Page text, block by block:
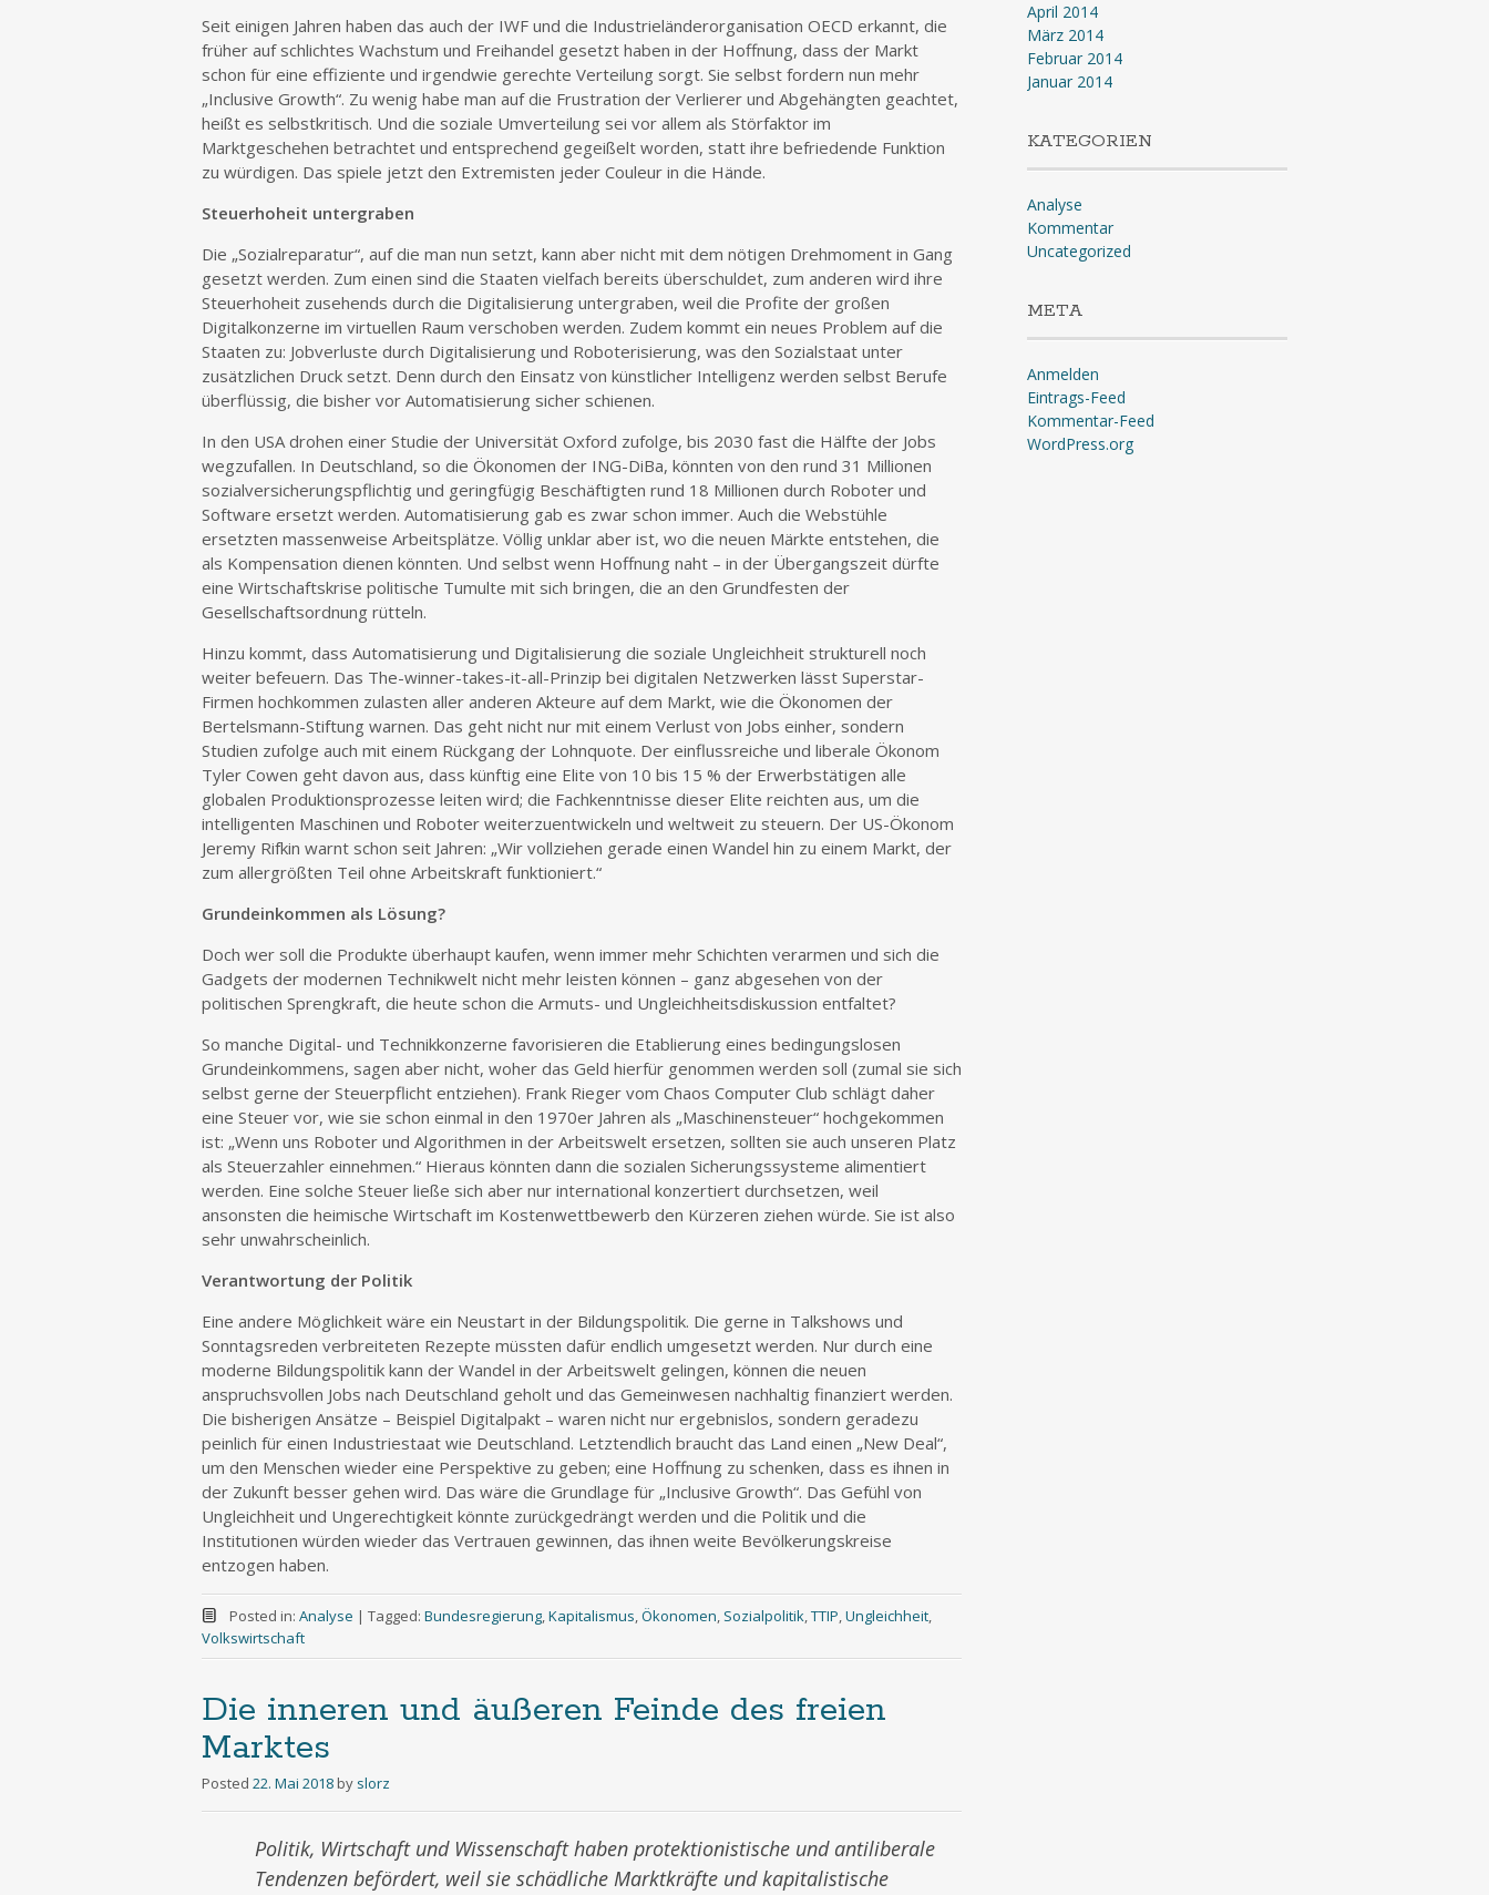
Seit einigen Jahren haben das auch der IWF und die Industrieländerorganisation OECD erkannt, die
früher auf schlichtes Wachstum und Freihandel gesetzt haben in der Hoffnung, dass der Markt
schon für eine effiziente und irgendwie gerechte Verteilung sorgt. Sie selbst fordern nun mehr
„Inclusive Growth“. Zu wenig habe man auf die Frustration der Verlierer und Abgehängten geachtet,
heißt es selbstkritisch. Und die soziale Umverteilung sei vor allem als Störfaktor im
Marktgeschehen betrachtet und entsprechend gegeißelt worden, statt ihre befriedende Funktion
zu würdigen. Das spiele jetzt den Extremisten jeder Couleur in die Hände.
Steuerhoheit untergraben
Die „Sozialreparatur“, auf die man nun setzt, kann aber nicht mit dem nötigen Drehmoment in Gang
gesetzt werden. Zum einen sind die Staaten vielfach bereits überschuldet, zum anderen wird ihre
Steuerhoheit zusehends durch die Digitalisierung untergraben, weil die Profite der großen
Digitalkonzerne im virtuellen Raum verschoben werden. Zudem kommt ein neues Problem auf die
Staaten zu: Jobverluste durch Digitalisierung und Roboterisierung, was den Sozialstaat unter
zusätzlichen Druck setzt. Denn durch den Einsatz von künstlicher Intelligenz werden selbst Berufe
überflüssig, die bisher vor Automatisierung sicher schienen.
In den USA drohen einer Studie der Universität Oxford zufolge, bis 2030 fast die Hälfte der Jobs
wegzufallen. In Deutschland, so die Ökonomen der ING-DiBa, könnten von den rund 31 Millionen
sozialversicherungspflichtig und geringfügig Beschäftigten rund 18 Millionen durch Roboter und
Software ersetzt werden. Automatisierung gab es zwar schon immer. Auch die Webstühle
ersetzten massenweise Arbeitsplätze. Völlig unklar aber ist, wo die neuen Märkte entstehen, die
als Kompensation dienen könnten. Und selbst wenn Hoffnung naht – in der Übergangszeit dürfte
eine Wirtschaftskrise politische Tumulte mit sich bringen, die an den Grundfesten der
Gesellschaftsordnung rütteln.
Hinzu kommt, dass Automatisierung und Digitalisierung die soziale Ungleichheit strukturell noch
weiter befeuern. Das The-winner-takes-it-all-Prinzip bei digitalen Netzwerken lässt Superstar-
Firmen hochkommen zulasten aller anderen Akteure auf dem Markt, wie die Ökonomen der
Bertelsmann-Stiftung warnen. Das geht nicht nur mit einem Verlust von Jobs einher, sondern
Studien zufolge auch mit einem Rückgang der Lohnquote. Der einflussreiche und liberale Ökonom
Tyler Cowen geht davon aus, dass künftig eine Elite von 10 bis 15 % der Erwerbstätigen alle
globalen Produktionsprozesse leiten wird; die Fachkenntnisse dieser Elite reichten aus, um die
intelligenten Maschinen und Roboter weiterzuentwickeln und weltweit zu steuern. Der US-Ökonom
Jeremy Rifkin warnt schon seit Jahren: „Wir vollziehen gerade einen Wandel hin zu einem Markt, der
zum allergrößten Teil ohne Arbeitskraft funktioniert.“
Grundeinkommen als Lösung?
Doch wer soll die Produkte überhaupt kaufen, wenn immer mehr Schichten verarmen und sich die
Gadgets der modernen Technikwelt nicht mehr leisten können – ganz abgesehen von der
politischen Sprengkraft, die heute schon die Armuts- und Ungleichheitsdiskussion entfaltet?
So manche Digital- und Technikkonzerne favorisieren die Etablierung eines bedingungslosen
Grundeinkommens, sagen aber nicht, woher das Geld hierfür genommen werden soll (zumal sie sich
selbst gerne der Steuerpflicht entziehen). Frank Rieger vom Chaos Computer Club schlägt daher
eine Steuer vor, wie sie schon einmal in den 1970er Jahren als „Maschinensteuer“ hochgekommen
ist: „Wenn uns Roboter und Algorithmen in der Arbeitswelt ersetzen, sollten sie auch unseren Platz
als Steuerzahler einnehmen.“ Hieraus könnten dann die sozialen Sicherungssysteme alimentiert
werden. Eine solche Steuer ließe sich aber nur international konzertiert durchsetzen, weil
ansonsten die heimische Wirtschaft im Kostenwettbewerb den Kürzeren ziehen würde. Sie ist also
sehr unwahrscheinlich.
Verantwortung der Politik
Eine andere Möglichkeit wäre ein Neustart in der Bildungspolitik. Die gerne in Talkshows und
Sonntagsreden verbreiteten Rezepte müssten dafür endlich umgesetzt werden. Nur durch eine
moderne Bildungspolitik kann der Wandel in der Arbeitswelt gelingen, können die neuen
anspruchsvollen Jobs nach Deutschland geholt und das Gemeinwesen nachhaltig finanziert werden.
Die bisherigen Ansätze – Beispiel Digitalpakt – waren nicht nur ergebnislos, sondern geradezu
peinlich für einen Industriestaat wie Deutschland. Letztendlich braucht das Land einen „New Deal“,
um den Menschen wieder eine Perspektive zu geben; eine Hoffnung zu schenken, dass es ihnen in
der Zukunft besser gehen wird. Das wäre die Grundlage für „Inclusive Growth“. Das Gefühl von
Ungleichheit und Ungerechtigkeit könnte zurückgedrängt werden und die Politik und die
Institutionen würden wieder das Vertrauen gewinnen, das ihnen weite Bevölkerungskreise
entzogen haben.
Posted in: Analyse | Tagged: Bundesregierung,Kapitalismus,Ökonomen, Sozialpolitik,TTIP,Ungleichheit,
Volkswirtschaft
Die inneren und äußeren Feinde des freien
Marktes
Posted 22. Mai 2018 by slorz
Politik, Wirtschaft und Wissenschaft haben protektionistische und antiliberale
Tendenzen befördert, weil sie schädliche Marktkräfte und kapitalistische
April 2014
März 2014
Februar 2014
Januar 2014
KATEGORIEN
Analyse
Kommentar
Uncategorized
META
Anmelden
Eintrags-Feed
Kommentar-Feed
WordPress.org